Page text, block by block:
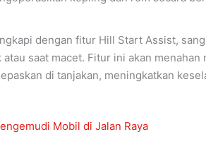
dengan fitur Hill Start Assist,
saat macet. Fitur ini akan menahan
di tanjakan, meningkatkan
Mobil di Jalan Raya